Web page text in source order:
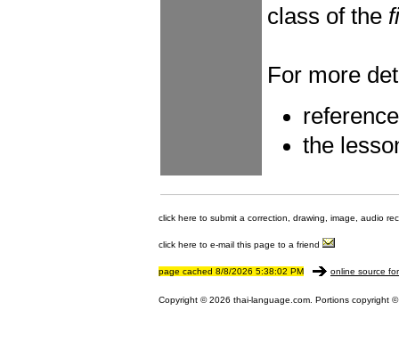
class of the
For more
the
click here to submit a correction, drawing, image, audio
click here to e-mail this page to a friend
page cached 8/8/2026 5:38:02 PM online source
Copyright © 2026 thai-language.com. Portions copyright